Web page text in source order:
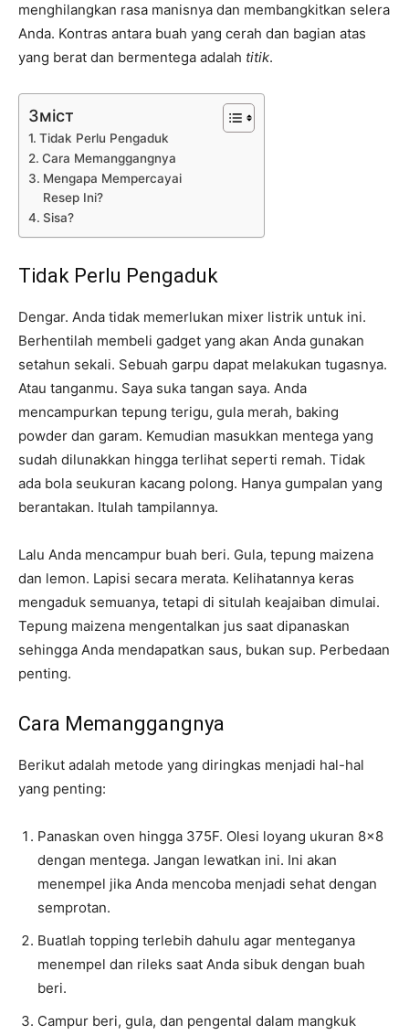
menghilangkan rasa manisnya dan membangkitkan selera
Anda. Kontras antara buah yang cerah dan bagian atas
yang berat dan bermentega adalah titik.
Зміст
Tidak Perlu Pengaduk
Cara Memanggangnya
Mengapa Mempercayai
Resep Ini?
Sisa?
Tidak Perlu Pengaduk
Dengar. Anda tidak memerlukan mixer listrik untuk ini.
Berhentilah membeli gadget yang akan Anda gunakan
setahun sekali. Sebuah garpu dapat melakukan tugasnya.
Atau tanganmu. Saya suka tangan saya. Anda
mencampurkan tepung terigu, gula merah, baking
powder dan garam. Kemudian masukkan mentega yang
sudah dilunakkan hingga terlihat seperti remah. Tidak
ada bola seukuran kacang polong. Hanya gumpalan yang
berantakan. Itulah tampilannya.
Lalu Anda mencampur buah beri. Gula, tepung maizena
dan lemon. Lapisi secara merata. Kelihatannya keras
mengaduk semuanya, tetapi di situlah keajaiban dimulai.
Tepung maizena mengentalkan jus saat dipanaskan
sehingga Anda mendapatkan saus, bukan sup. Perbedaan
penting.
Cara Memanggangnya
Berikut adalah metode yang diringkas menjadi hal-hal
yang penting:
Panaskan oven hingga 375F. Olesi loyang ukuran 8×8
dengan mentega. Jangan lewatkan ini. Ini akan
menempel jika Anda mencoba menjadi sehat dengan
semprotan.
Buatlah topping terlebih dahulu agar menteganya
menempel dan rileks saat Anda sibuk dengan buah
beri.
Campur beri, gula, dan pengental dalam mangkuk